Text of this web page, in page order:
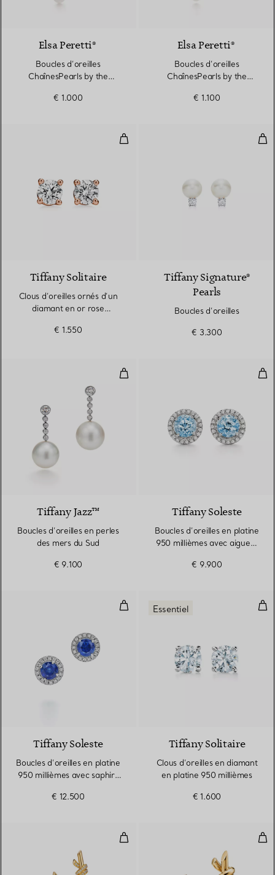
Elsa Peretti®
Boucles d’oreilles
ChaînesPearls by the
€ 1.000
Elsa Peretti®
Boucles d’oreilles
ChaînesPearls by the
€ 1.100
Clous d’oreilles ornés d’un
Tiffany Solitaire
Clous d’oreilles ornés d’un
diamant en or rose
€ 1.550
Tiffany Signature®
Pearls
Boucles d’oreilles
€ 3.300
Boucles d’oreilles en perles des
Tiffany Jazz™
Boucles d’oreilles en perles
des mers du Sud
€ 9.100
Tiffany Soleste
Boucles d’oreilles en platine
950 millièmes avec aigues-
€ 9.900
Boucles d’oreilles en platine
Tiffany Soleste
Boucles d’oreilles en platine
950 millièmes avec saphirs
€ 12.500
Essentiel
Tiffany Solitaire
Clous d’oreilles en diamant
en platine 950 millièmes
€ 1.600
Boucles d’oreilles en or jaune